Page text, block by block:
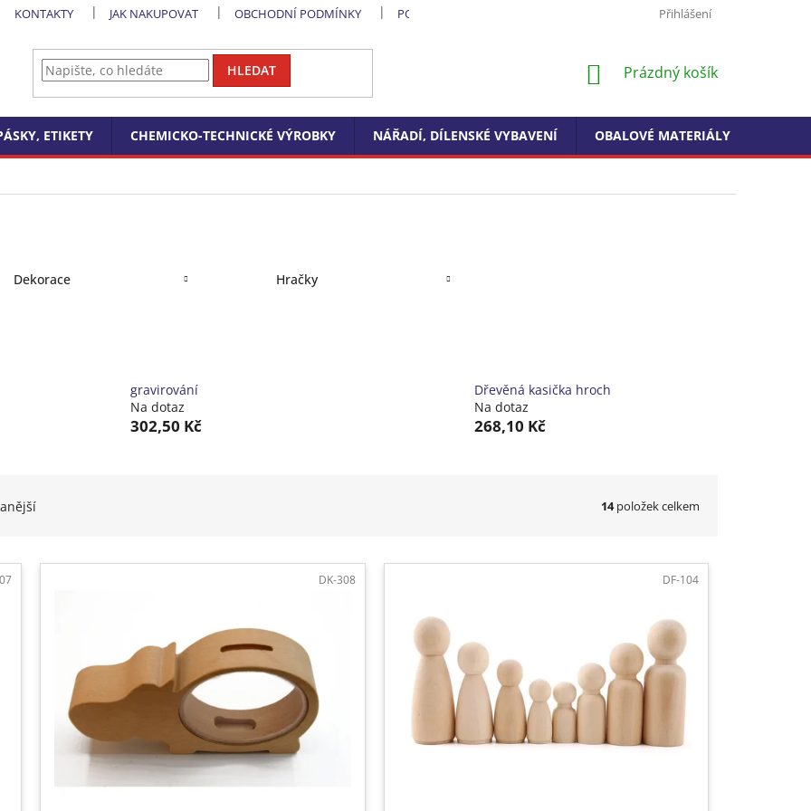
KONTAKTY JAK NAKUPOVAT OBCHODNÍ PODMÍNKY PODMÍNKY OCHRANY OSOBNÍCH ÚDAJŮ FORMULÁŘ PRO
Přihlášení
HLEDAT
NÁKUPNÍ
Prázdný košík
ETIKETY CHEMICKO-TECHNICKÉ VÝROBKY NÁŘADÍ, DÍLENSKÉ VYBAVENÍ OBALOVÉ MATERIÁLY
Dekorace Hračky
gravirování
Na dotaz
302,50 Kč
Dřevěná kasička hroch
Na dotaz
268,10 Kč
14položek celkem
DK-308 DF-104